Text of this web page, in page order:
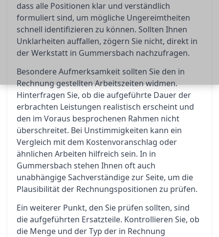
dass alle Positionen klar und verständlich
formuliert sind, um mögliche Ungereimtheiten
schnell identifizieren zu können. Sollten Ihnen
Unklarheiten auffallen, zögern Sie nicht, direkt in
der Werkstatt in Gummersbach nachzufragen.
Besondere Aufmerksamkeit sollten Sie den in
Rechnung gestellten Arbeitszeiten widmen.
Hinterfragen Sie, ob die aufgeführte Dauer der
erbrachten Leistungen realistisch erscheint und
den im Voraus besprochenen Rahmen nicht
überschreitet. Bei Unstimmigkeiten kann ein
Vergleich mit dem Kostenvoranschlag oder
ähnlichen Arbeiten hilfreich sein. In in
Gummersbach stehen Ihnen oft auch
unabhängige Sachverständige zur Seite, um die
Plausibilität der Rechnungspositionen zu prüfen.
Ein weiterer Punkt, den Sie prüfen sollten, sind
die aufgeführten Ersatzteile. Kontrollieren Sie, ob
die Menge und der Typ der in Rechnung